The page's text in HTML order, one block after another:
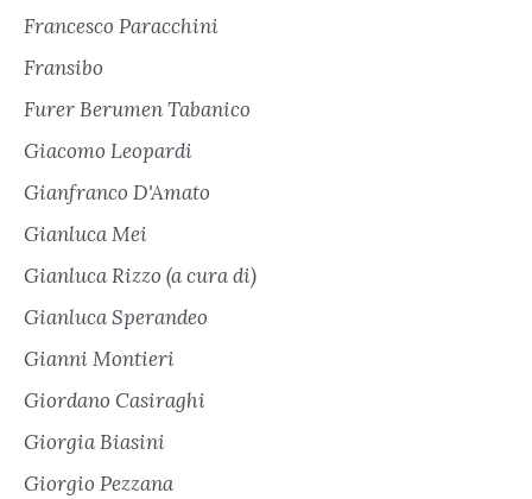
Francesco Paracchini
Fransibo
Furer Berumen Tabanico
Giacomo Leopardi
Gianfranco D'Amato
Gianluca Mei
Gianluca Rizzo (a cura di)
Gianluca Sperandeo
Gianni Montieri
Giordano Casiraghi
Giorgia Biasini
Giorgio Pezzana